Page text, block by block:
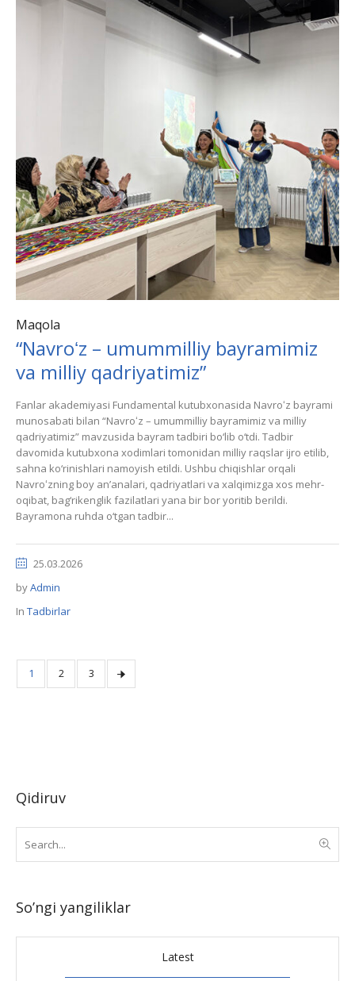
Maqola
“Navroʻz – umummilliy bayramimiz
va milliy qadriyatimiz”
Fanlar akademiyasi Fundamental kutubxonasida Navroʻz bayrami
munosabati bilan “Navroʻz – umummilliy bayramimiz va milliy
qadriyatimiz” mavzusida bayram tadbiri bo‘lib o‘tdi. Tadbir
davomida kutubxona xodimlari tomonidan milliy raqslar ijro etilib,
sahna ko‘rinishlari namoyish etildi. Ushbu chiqishlar orqali
Navroʻzning boy an’analari, qadriyatlari va xalqimizga xos mehr-
oqibat, bag‘rikenglik fazilatlari yana bir bor yoritib berildi.
Bayramona ruhda o‘tgan tadbir...
25.03.2026
byAdmin
In Tadbirlar
1 2 3
Qidiruv
So’ngi yangiliklar
Latest